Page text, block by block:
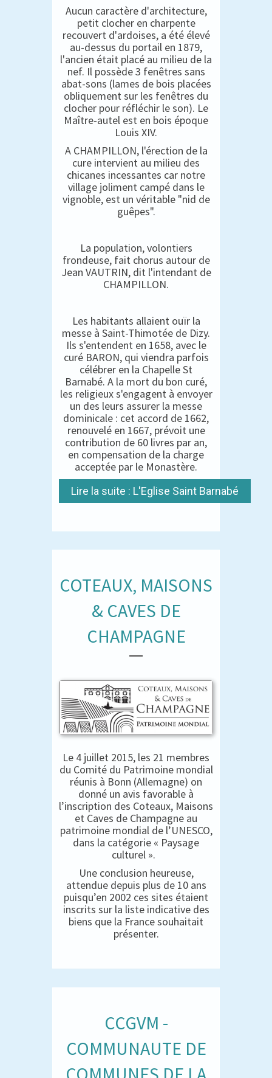
Aucun caractère d'architecture,
petit clocher en charpente
recouvert d'ardoises, a été élevé
au-dessus du portail en 1879,
l'ancien était placé au milieu de la
nef. Il possède 3 fenêtres sans
abat-sons (lames de bois placées
obliquement sur les fenêtres du
clocher pour réfléchir le son). Le
Maître-autel est en bois époque
Louis XIV.
A CHAMPILLON, l'érection de la
cure intervient au milieu des
chicanes incessantes car notre
village joliment campé dans le
vignoble, est un véritable "nid de
guêpes".
La population, volontiers
frondeuse, fait chorus autour de
Jean VAUTRIN, dit l'intendant de
CHAMPILLON.
Les habitants allaient ouïr la
messe à Saint-Thimotée de Dizy.
Ils s'entendent en 1658, avec le
curé BARON, qui viendra parfois
célébrer en la Chapelle St
Barnabé. A la mort du bon curé,
les religieux s'engagent à envoyer
un des leurs assurer la messe
dominicale : cet accord de 1662,
renouvelé en 1667, prévoit une
contribution de 60 livres par an,
en compensation de la charge
acceptée par le Monastère.
Lire la suite : L'Eglise Saint Barnabé
COTEAUX, MAISONS
& CAVES DE
CHAMPAGNE
Le 4 juillet 2015, les 21 membres
du Comité du Patrimoine mondial
réunis à Bonn (Allemagne) on
donné un avis favorable à
l’inscription des Coteaux, Maisons
et Caves de Champagne au
patrimoine mondial de l’UNESCO,
dans la catégorie « Paysage
culturel ».
Une conclusion heureuse,
attendue depuis plus de 10 ans
puisqu’en 2002 ces sites étaient
inscrits sur la liste indicative des
biens que la France souhaitait
présenter.
CCGVM -
COMMUNAUTE DE